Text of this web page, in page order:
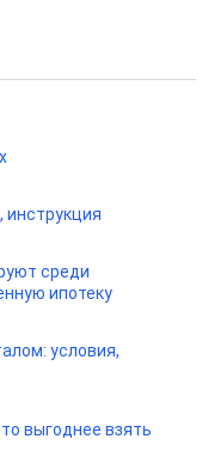
инструкция
среди
ипотеку
условия,
выгоднее взять